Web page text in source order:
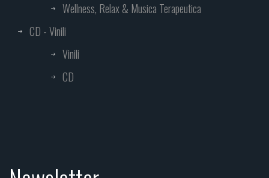
Wellness, Relax & Musica Terapeutica
CD - Vinili
Vinili
CD